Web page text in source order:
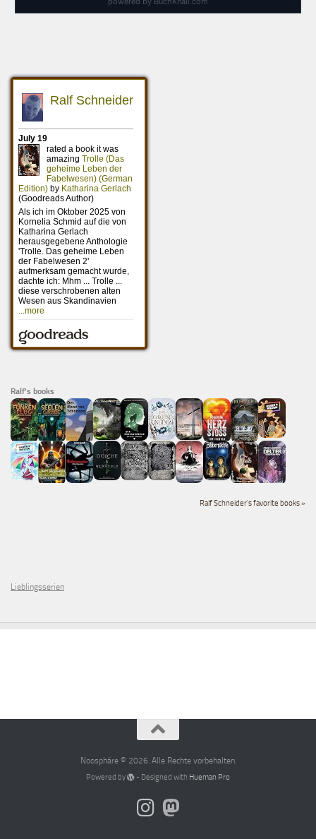
Ralf's books
Ralf Schneider's favorite books »
Lieblingsserien
Noosphäre © 2026. Alle Rechte vorbehalten.
Powered by - Designed with Hueman Pro